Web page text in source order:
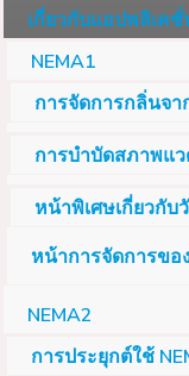
เกี่ยวกับแอปพลิเค
NEMA1
การจัดการกลิ่นจา
การบำบัดสภาพแ
หน้าพิเศษเกี่ยวกับ
หน้าการจัดการขอ
NEMA2
การประยุกต์ใช้